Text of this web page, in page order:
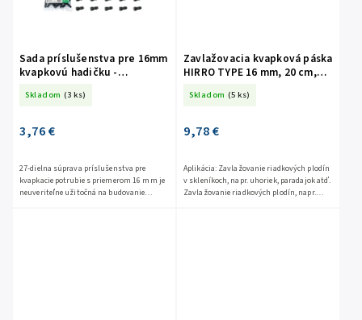
Sada príslušenstva pre 16mm
kvapkovú hadičku -
SET1
Skladom (3 ks)
3,76 €
27-dielna súprava príslušenstva pre
kvapkacie potrubie s priemerom 16 mm je
neuveriteľne užitočná na budovanie
Zavlažovacia kvapková páska
HIRRO TYPE 16 mm, 20 cm,
16081520-0100
Skladom (5 ks)
9,78 €
Aplikácia: Zavlažovanie riadkových plodín
v skleníkoch, napr. uhoriek, paradajok atď.
Zavlažovanie riadkových plodín, napr.